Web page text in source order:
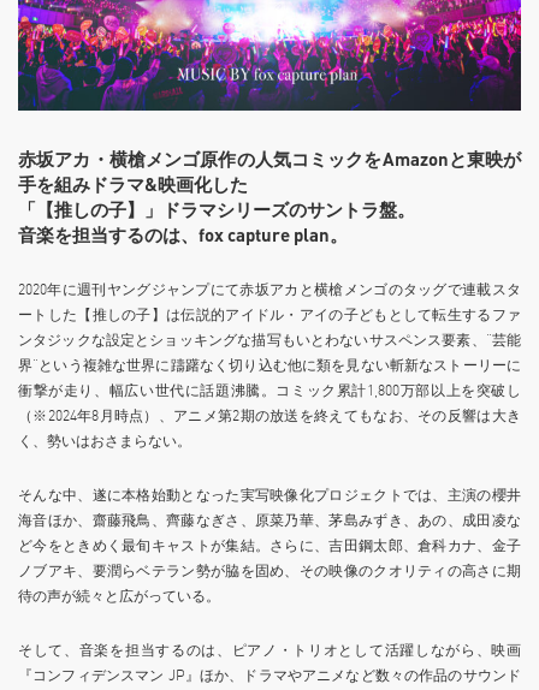
赤坂アカ・横槍メンゴ原作の人気コミックをAmazonと東映が
手を組みドラマ&映画化した
「【推しの子】」ドラマシリーズのサントラ盤。
音楽を担当するのは、fox capture plan。
2020年に週刊ヤングジャンプにて赤坂アカと横槍メンゴのタッグで連載スタ
ートした【推しの子】は伝説的アイドル・アイの子どもとして転生するファ
ンタジックな設定とショッキングな描写もいとわないサスペンス要素、“芸能
界”という複雑な世界に躊躇なく切り込む他に類を見ない斬新なストーリーに
衝撃が走り、幅広い世代に話題沸騰。コミック累計1,800万部以上を突破し
（※2024年8月時点）、アニメ第2期の放送を終えてもなお、その反響は大き
く、勢いはおさまらない。
そんな中、遂に本格始動となった実写映像化プロジェクトでは、主演の櫻井
海音ほか、齋藤飛鳥、齊藤なぎさ、原菜乃華、茅島みずき、あの、成田凌な
ど今をときめく最旬キャストが集結。さらに、吉田鋼太郎、倉科カナ、金子
ノブアキ、要潤らベテラン勢が脇を固め、その映像のクオリティの高さに期
待の声が続々と広がっている。
そして、音楽を担当するのは、ピアノ・トリオとして活躍しながら、映画
『コンフィデンスマン JP』ほか、ドラマやアニメなど数々の作品のサウンド